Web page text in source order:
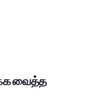
வைத்த